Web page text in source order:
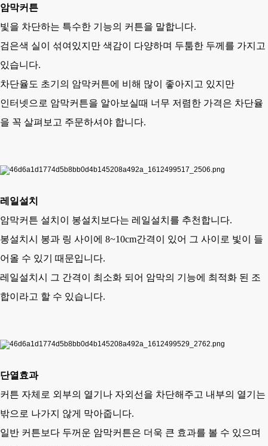
암막커튼
빛을 차단하는 특수한 기능의 커튼을 말합니다.
검은색 실이 섞여있지만 색감이 다양하며 두툼한 두께를 가지고
있습니다.
차단율도 초기의 암막커튼에 비해 많이 좋아지고 있지만
인터넷으로 암막커튼을 알아보실때 너무 저렴한 가격은 차단율
을 꼭 살펴보고 주문하셔야 합니다.
레일설치
암막커튼 설치이 봉설치보다는 레일설치를 추천합니다.
봉설치시 봉과 링 사이에 8~10cm간격이 있어 그 사이로 빛이 들
어올 수 있기 때문입니다.
레일설치시 그 간격이 최소화 되어 암막의 기능에 최적화 된 조
합이라고 할 수 있습니다.
단열효과
커튼 자체로 외부의 열기나 자외선을 차단해주고 내부의 열기는
밖으로 나가지 않게 막아줍니다.
일반 커튼보다 두꺼운 암막커튼은 더욱 큰 효과를 볼 수 있으며